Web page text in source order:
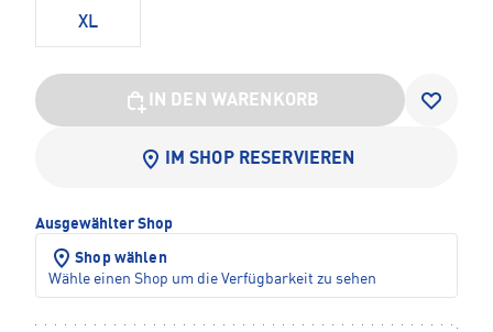
XL
IN DEN WARENKORB
IM SHOP RESERVIEREN
Ausgewählter Shop
Shop wählen
Wähle einen Shop um die Verfügbarkeit zu sehen